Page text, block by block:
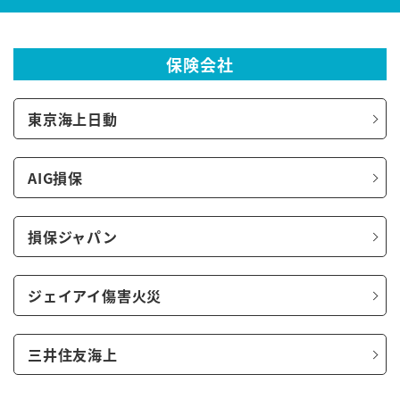
保険会社
東京海上日動
AIG損保
損保ジャパン
ジェイアイ傷害火災
三井住友海上